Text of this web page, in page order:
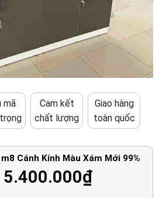
mã
Cam kết
chất lượng
Giao hàng
toàn quốc
Cánh Kính Màu Xám Mới 99%
Giá
5.400.000₫Giá